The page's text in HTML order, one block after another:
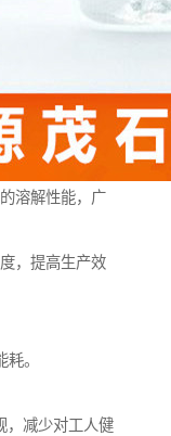
溶解性能，广
，提高生产效
。
，减少对工人健